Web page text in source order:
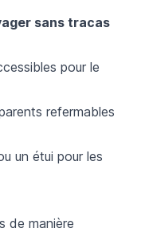
sans tracas
pour le
refermables
un étui pour les
de manière